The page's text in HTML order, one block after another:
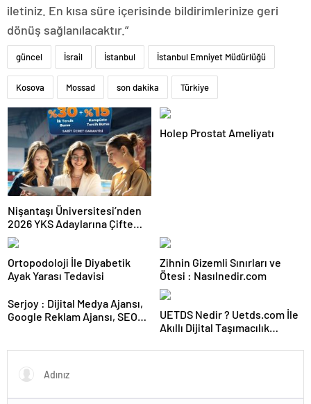
iletiniz. En kısa süre içerisinde bildirimlerinize geri
dönüş sağlanılacaktır.”
güncel İsrail İstanbul İstanbul Emniyet Müdürlüğü
Kosova Mossad son dakika Türkiye
Nişantaşı Üniversitesi’nden
2026 YKS Adaylarına Çifte
Güvence: Sabit Ücret ve
Kesintisiz Burs
Holep Prostat Ameliyatı
Ortopodoloji İle Diyabetik
Ayak Yarası Tedavisi
Zihnin Gizemli Sınırları ve
Ötesi : Nasılnedir.com
Serjoy : Dijital Medya Ajansı,
Google Reklam Ajansı, SEO
UETDS Nedir ? Uetds.com İle
Akıllı Dijital Taşımacılık